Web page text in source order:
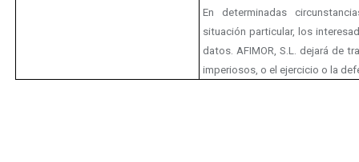
En determinadas
situación particular, los
datos. AFIMOR, S.L. dejará de
imperiosos, o el ejercicio o la